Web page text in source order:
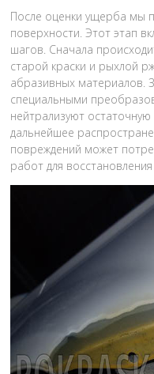
После оценки ущерба мы
поверхности. Этот этап
шагов. Сначала
старой краски и рыхлой
абразивных материалов.
специальными
нейтрализуют
дальнейшее
повреждений может
работ для